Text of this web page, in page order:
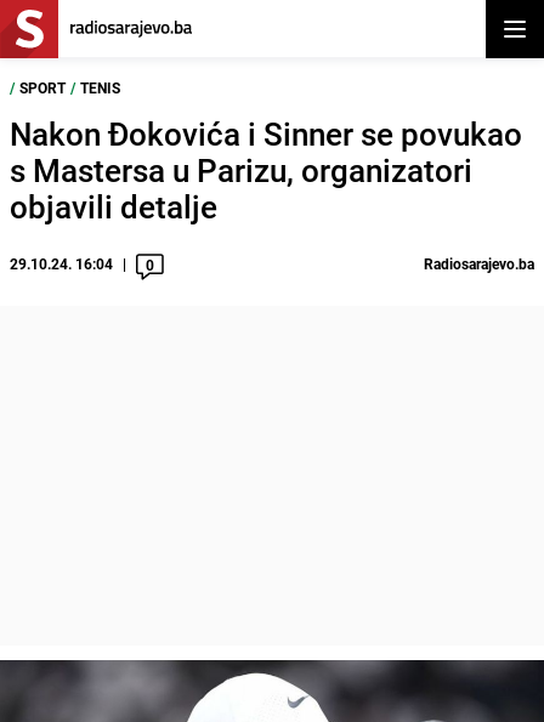
/ SPORT / TENIS
Nakon Đokovića i Sinner se povukao
s Mastersa u Parizu, organizatori
objavili detalje
29.10.24. 16:04 0 Radiosarajevo.ba